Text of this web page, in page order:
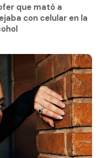
con celular en la
que mató a
con celular en la